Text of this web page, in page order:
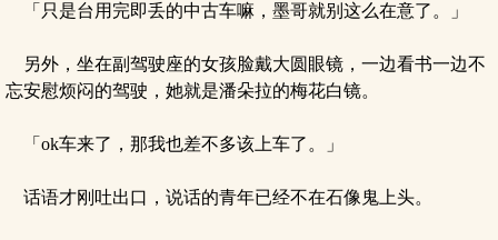
「只是台用完即丢的中古车嘛，墨哥就别这么在意了。」
另外，坐在副驾驶座的女孩脸戴大圆眼镜，一边看书一边不
忘安慰烦闷的驾驶，她就是潘朵拉的梅花白镜。
「ok车来了，那我也差不多该上车了。」
话语才刚吐出口，说话的青年已经不在石像鬼上头。